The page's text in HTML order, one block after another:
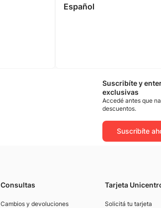
Español
Suscribíte y
exclusivas
Accedé antes que
descuentos.
Suscribíte
Consultas
Cambios y devoluciones
Tarjeta
Solicitá tu tarjeta